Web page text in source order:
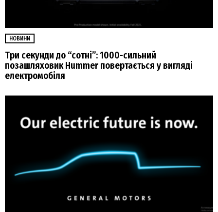
НОВИНИ
Три секунди до “сотні”: 1000-сильний
позашляховик Hummer повертається у вигляді
електромобіля